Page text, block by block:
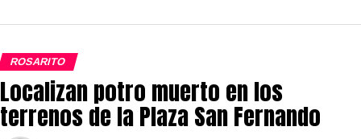
ROSARITO
Localizan potro muerto en los
terrenos de la Plaza San Fernando